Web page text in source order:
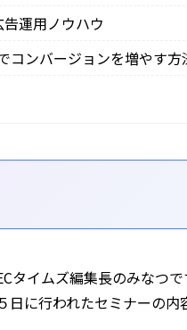
運用ノウハウ
コンバージョンを増やす方
タイムズ編集長のみなつで
に行われたセミナーの内